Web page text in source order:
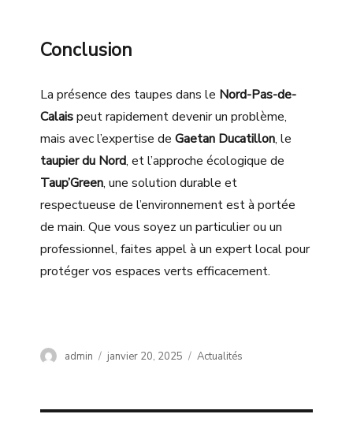
Conclusion
La présence des taupes dans le Nord-Pas-de-
Calaispeut rapidement devenir un problème,
mais avec l’expertise deGaetan Ducatillon, le
taupier du Nord, et l’approche écologique de
Taup’Green, une solution durable et
respectueuse de l’environnement est à portée
de main. Que vous soyez un particulier ou un
professionnel, faites appel à un expert local pour
protéger vos espaces verts efficacement.
Author
admin
Posted
janvier 20, 2025 Categories
Actualités